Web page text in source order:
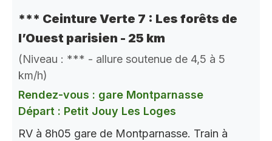
*** Ceinture Verte 7 : Les forêts de
l’Ouest parisien - 25 km
(Niveau : *** - allure soutenue de 4,5 à 5
km/h)
Rendez-vous : gare Montparnasse
Départ : Petit Jouy Les Loges
RV à 8h05 gare de Montparnasse. Train à